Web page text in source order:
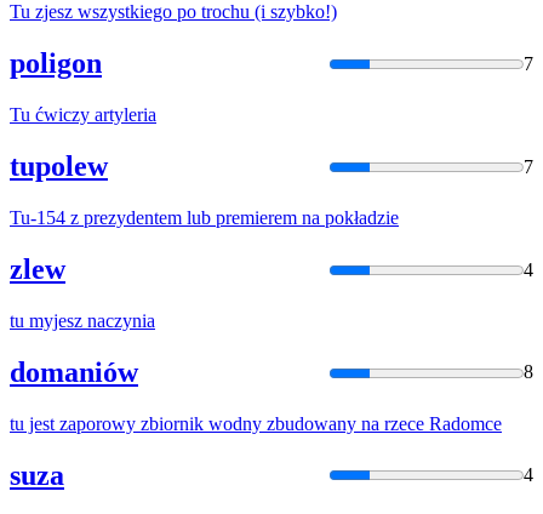
Tu zjesz wszystkiego po trochu (i szybko!)
poligon 7
Tu ćwiczy artyleria
tupolew 7
Tu-154 z prezydentem lub premierem na pokładzie
zlew 4
tu myjesz naczynia
domaniów 8
tu jest zaporowy zbiornik wodny zbudowany na rzece Radomce
suza 4